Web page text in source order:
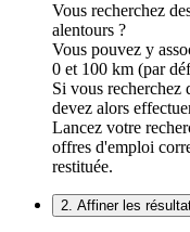
Vous recherchez
alentours ?
Vous pouvez y
0 et 100 km (par
Si vous recherchez
devez alors
Lancez votre
offres d'emploi
restituée.
2. Affiner les